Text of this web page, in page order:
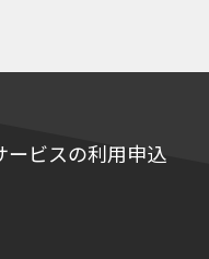
ビスの利用申込